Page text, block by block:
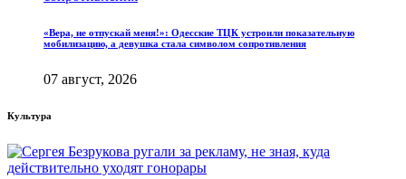
«Вера, не отпускай меня!»: Одесские ТЦК устроили показательную
мобилизацию, а девушка стала символом сопротивления
07 август, 2026
Культура